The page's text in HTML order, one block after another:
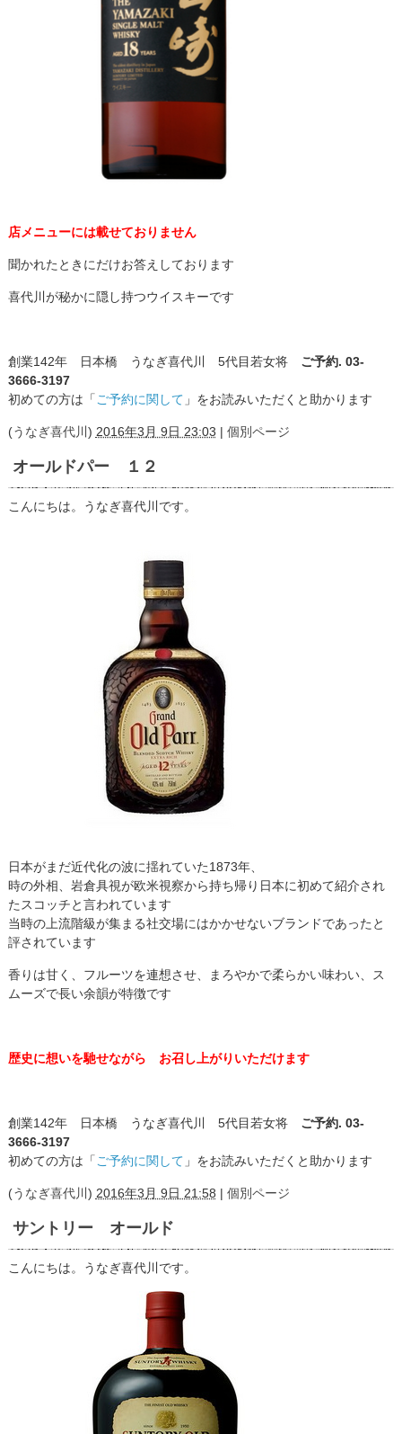
店メニューには載せておりません
聞かれたときにだけお答えしております
喜代川が秘かに隠し持つウイスキーです
創業142年 日本橋 うなぎ喜代川 5代目若女将 ご予約. 03-
3666-3197
初めての方は「 ご予約に関して 」をお読みいただくと助かります
(うなぎ喜代川 ) 2016年3月 9日 23:03 | 個別ページ
オールドパー １２
こんにちは。うなぎ喜代川です。
日本がまだ近代化の波に揺れていた1873年、
時の外相、岩倉具視が欧米視察から持ち帰り日本に初めて紹介され
たスコッチと言われています
当時の上流階級が集まる社交場にはかかせないブランドであったと
評されています
香りは甘く、フルーツを連想させ、まろやかで柔らかい味わい、ス
ムーズで長い余韻が特徴です
歴史に想いを馳せながら お召し上がりいただけます
創業142年 日本橋 うなぎ喜代川 5代目若女将 ご予約. 03-
3666-3197
初めての方は「 ご予約に関して 」をお読みいただくと助かります
(うなぎ喜代川 ) 2016年3月 9日 21:58 | 個別ページ
サントリー オールド
こんにちは。うなぎ喜代川です。